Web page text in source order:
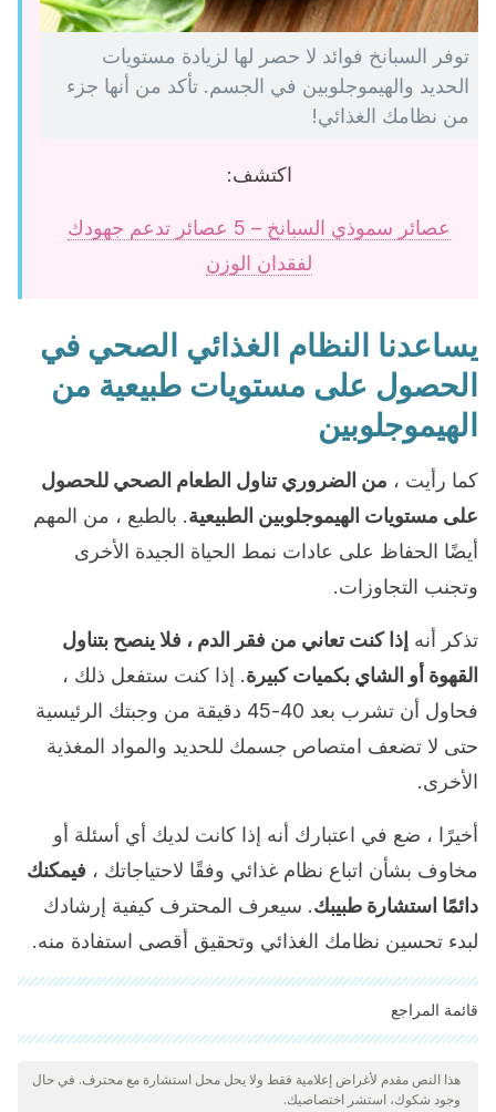
توفر السبانخ فوائد لا حصر لها لزيادة مستويات
الحديد والهيموجلوبين في الجسم. تأكد من أنها جزء
من نظامك الغذائي!
اكتشف:
عصائر سموذي السبانخ – 5 عصائر تدعم جهودك
لفقدان الوزن
يساعدنا النظام الغذائي الصحي في
الحصول على مستويات طبيعية من
الهيموجلوبين
كما رأيت ، من الضروري تناول الطعام الصحي للحصول
على مستويات الهيموجلوبين الطبيعية. بالطبع ، من المهم
أيضًا الحفاظ على عادات نمط الحياة الجيدة الأخرى
وتجنب التجاوزات.
تذكر أنه إذا كنت تعاني من فقر الدم ، فلا ينصح بتناول
القهوة أو الشاي بكميات كبيرة. إذا كنت ستفعل ذلك ،
فحاول أن تشرب بعد 40-45 دقيقة من وجبتك الرئيسية
حتى لا تضعف امتصاص جسمك للحديد والمواد المغذية
الأخرى.
أخيرًا ، ضع في اعتبارك أنه إذا كانت لديك أي أسئلة أو
مخاوف بشأن اتباع نظام غذائي وفقًا لاحتياجاتك ، فيمكنك
دائمًا استشارة طبيبك. سيعرف المحترف كيفية إرشادك
لبدء تحسين نظامك الغذائي وتحقيق أقصى استفادة منه.
قائمة المراجع
"تمت مراجعة جميع المصادر المذكورة بعناية شديدة من قبل فريقنا
لضمان جودتها وموثوقيتها وتحديثها وصحتها. تم اعتبار الببليوغرافيا لهذه
المقالة موثوقة ودقيقة من الناحية الأكاديمية أو العلمية.
هذا النص مقدم لأغراض إعلامية فقط ولا يحل محل استشارة مع محترف. في حال
وجود شكوك، استشر اختصاصيك.